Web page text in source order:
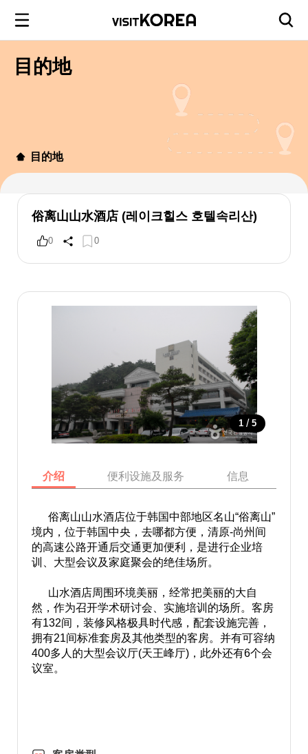
目的地
目的地
俗离山山水酒店 (레이크힐스 호텔속리산)
0 0
1 / 5
介绍 便利设施及服务 信息
俗离山山水酒店位于韩国中部地区名山“俗离山”
境内，位于韩国中央，去哪都方便，清原-尚州间
的高速公路开通后交通更加便利，是进行企业培
训、大型会议及家庭聚会的绝佳场所。
山水酒店周围环境美丽，经常把美丽的大自
然，作为召开学术研讨会、实施培训的场所。客房
有132间，装修风格极具时代感，配套设施完善，
拥有21间标准套房及其他类型的客房。并有可容纳
400多人的大型会议厅(天王峰厅)，此外还有6个会
议室。